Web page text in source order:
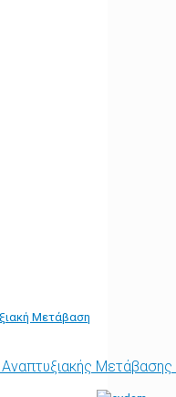
Μετάβαση
Αναπτυξιακής